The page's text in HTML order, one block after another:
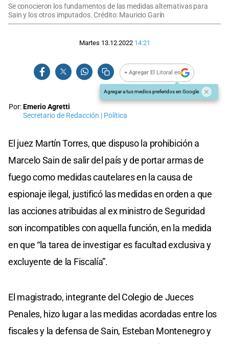
Se conocieron los fundamentos de las medidas alternativas para
Sain y los otros imputados. Crédito: Mauricio Garín
Martes 13.12.2022 14:21
+ Agregar El Litoral en
Agregar a tus medios preferidos en Google
Por:Emerio Agretti
Secretario de Redacción | Política
El juez Martín Torres, que dispuso la prohibición a
Marcelo Sain de salir del país y de portar armas de
fuego como medidas cautelares en la causa de
espionaje ilegal, justificó las medidas en orden a que
las acciones atribuidas al ex ministro de Seguridad
son incompatibles con aquella función, en la medida
en que “la tarea de investigar es facultad exclusiva y
excluyente de la Fiscalía”.
El magistrado, integrante del Colegio de Jueces
Penales, hizo lugar a las medidas acordadas entre los
fiscales y la defensa de Sain, Esteban Montenegro y